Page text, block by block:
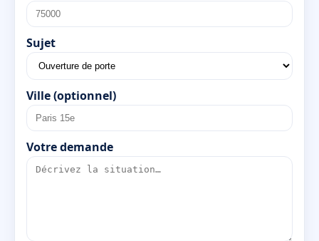
Sujet
Ville (optionnel)
Votre demande